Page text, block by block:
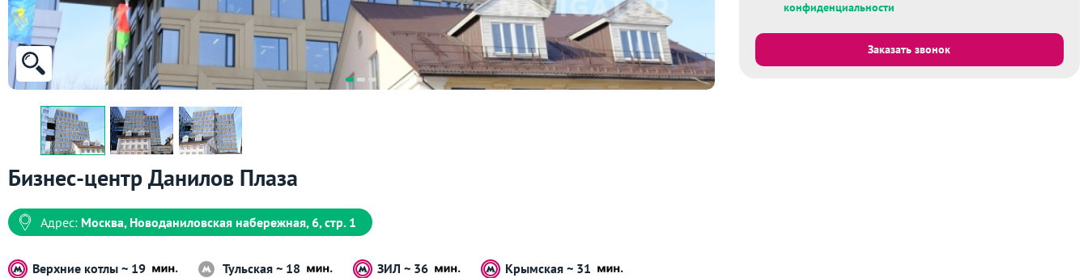
Бизнес-центр Данилов Плаза
Адрес: Москва, Новоданиловская набережная, 6, стр. 1
Верхние котлы ~ 19 Тульская ~ 18 ЗИЛ ~ 36 Крымская ~ 31
конфиденциальности
Заказать звонок